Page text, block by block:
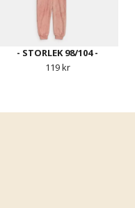
- STORLEK 98/104 -
119 kr